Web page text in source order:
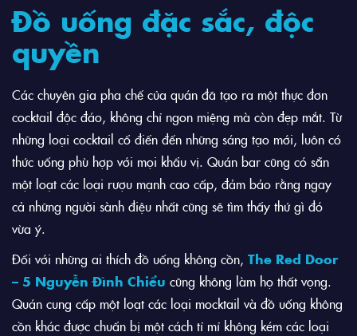
Đồ uống đặc sắc, độc
quyền
Các chuyên gia pha chế của quán đã tạo ra một thực đơn
cocktail độc đáo, không chỉ ngon miệng mà còn đẹp mắt. Từ
những loại cocktail cổ điển đến những sáng tạo mới, luôn có
thức uống phù hợp với mọi khẩu vị. Quán bar cũng có sẵn
một loạt các loại rượu mạnh cao cấp, đảm bảo rằng ngay
cả những người sành điệu nhất cũng sẽ tìm thấy thứ gì đó
vừa ý.
Đối với những ai thích đồ uống không cồn, The Red Door
– 5 Nguyễn Đình Chiểu cũng không làm họ thất vọng.
Quán cung cấp một loạt các loại mocktail và đồ uống không
cồn khác được chuẩn bị một cách tỉ mỉ không kém các loại